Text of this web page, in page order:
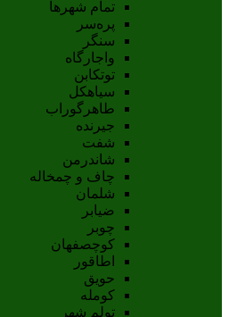
تمام شهر‌ها
پره‌سر
سنگر
واجارگاه
توتکابن
سیاهکل
طاهرگوراب
جیرنده
شفت
شاندرمن
چاف و چمخاله
شلمان
ضیابر
چوبر
کوچصفهان
اطاقور
حویق
کومله
تولم شهر